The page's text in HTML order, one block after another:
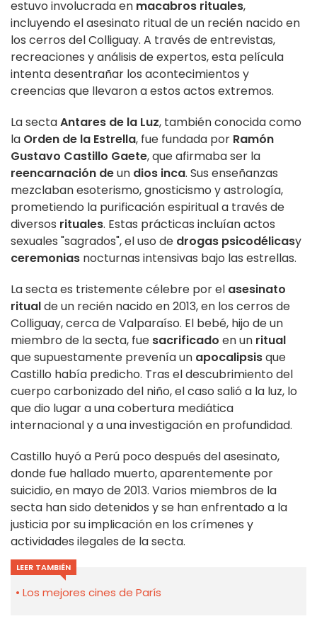
estuvo involucrada en macabros rituales,
incluyendo el asesinato ritual de un recién nacido en
los cerros del Colliguay. A través de entrevistas,
recreaciones y análisis de expertos, esta película
intenta desentrañar los acontecimientos y
creencias que llevaron a estos actos extremos.
La sectaAntares de la Luz, también conocida como
la Orden de la Estrella, fue fundada por Ramón
Gustavo Castillo Gaete, que afirmaba ser la
reencarnación deun dios inca. Sus enseñanzas
mezclaban esoterismo, gnosticismo y astrología,
prometiendo la purificación espiritual a través de
diversos rituales. Estas prácticas incluían actos
sexuales "sagrados", el uso de drogas psicodélicasy
ceremonias nocturnas intensivas bajo las estrellas.
La secta es tristemente célebre por el asesinato
ritualde un recién nacido en 2013, en los cerros de
Colliguay, cerca de Valparaíso. El bebé, hijo de un
miembro de la secta, fue sacrificado en un ritual
que supuestamente prevenía un apocalipsisque
Castillo había predicho. Tras el descubrimiento del
cuerpo carbonizado del niño, el caso salió a la luz, lo
que dio lugar a una cobertura mediática
internacional y a una investigación en profundidad.
Castillo huyó a Perú poco después del asesinato,
donde fue hallado muerto, aparentemente por
suicidio, en mayo de 2013. Varios miembros de la
secta han sido detenidos y se han enfrentado a la
justicia por su implicación en los crímenes y
actividades ilegales de la secta.
LEER TAMBIÉN
Los mejores cines de París